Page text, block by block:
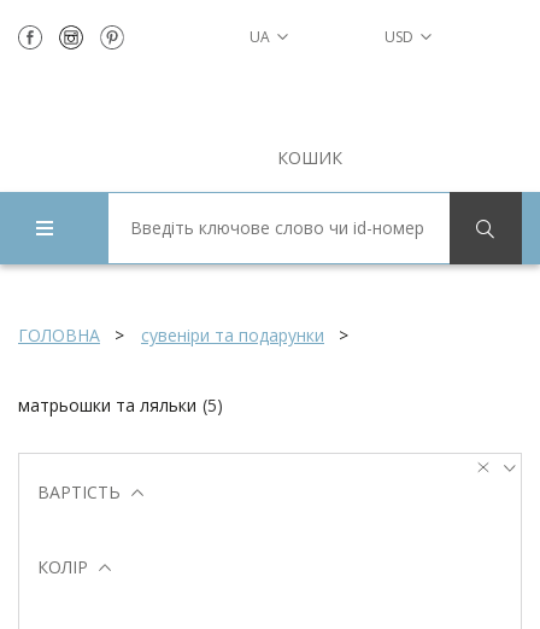
UA USD
КОШИК
ГОЛОВНА сувеніри та подарунки
матрьошки та ляльки (5)
ВАРТІСТЬ
КОЛІР